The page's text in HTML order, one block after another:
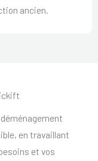
ancien.
en travaillant
et vos